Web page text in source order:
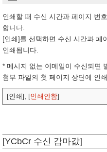
인쇄할 때 수신 시간과 페이지 번
합니다.
[인쇄]를 선택하면 수신 시간과 페
인쇄됩니다.
* 메시지 없는 이메일이 수신되면
첨부 파일의 첫 페이지 상단에 인
[인쇄], [인쇄안함]
[YCbCr 수신 감마값]